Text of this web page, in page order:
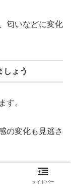
匂いなどに変化
しょう
す。
の変化も見逃さ
ょう サイドバー